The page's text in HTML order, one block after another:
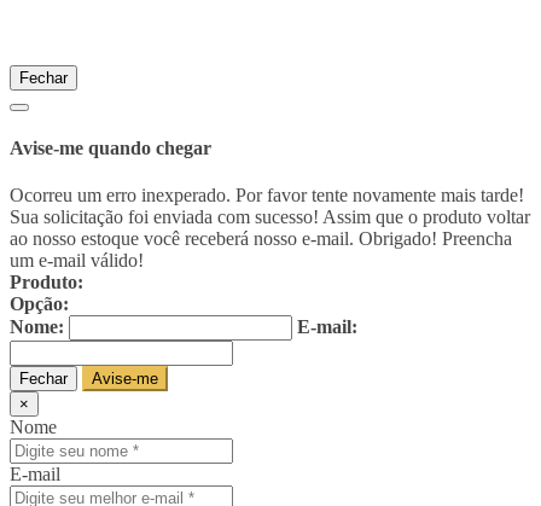
Fechar
Avise-me quando chegar
Ocorreu um erro inexperado. Por favor tente novamente mais tarde!
Sua solicitação foi enviada com sucesso! Assim que o produto voltar
ao nosso estoque você receberá nosso e-mail. Obrigado! Preencha
um e-mail válido!
Produto:
Opção:
Nome:
E-mail:
Fechar
Avise-me
×
Nome
E-mail